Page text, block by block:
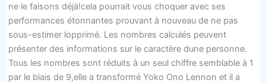
ne le faisons déjà!cela pourrait vous choquer avec ses
performances étonnantes prouvant à nouveau de ne pas
sous-estimer lopprimé. Les nombres calculés peuvent
présenter des informations sur le caractère dune personne.
Tous les nombres sont réduits à un seul chiffre semblable à 1
par le biais de 9,elle a transformé Yoko Ono Lennon et il a